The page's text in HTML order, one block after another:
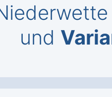
und